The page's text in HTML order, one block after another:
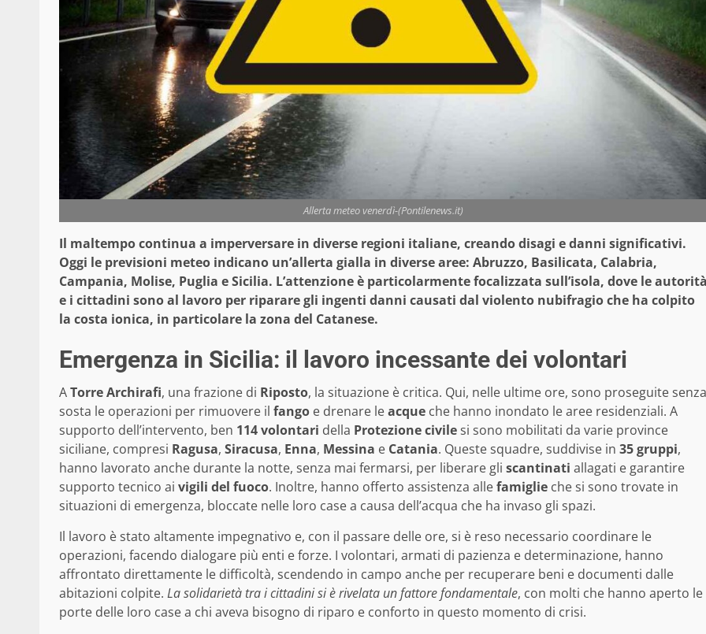
Allerta meteo venerdì-(Pontilenews.it)
Il maltempo continua a imperversare in diverse regioni italiane, creando disagi e danni significativi.
Oggi le previsioni meteo indicano un’allerta gialla in diverse aree: Abruzzo, Basilicata, Calabria,
Campania, Molise, Puglia e Sicilia. L’attenzione è particolarmente focalizzata sull’isola, dove le
e i cittadini sono al lavoro per riparare gli ingenti danni causati dal violento nubifragio che ha colpito
la costa ionica, in particolare la zona del Catanese.
Emergenza in Sicilia: il lavoro incessante dei volontari
ATorre Archirafi, una frazione di Riposto, la situazione è critica. Qui, nelle ultime ore, sono proseguite senza
sosta le operazioni per rimuovere il fango e drenare leacque che hanno inondato le aree residenziali. A
supporto dell’intervento, ben 114 volontari della Protezione civilesi sono mobilitati da varie province
siciliane, compresi Ragusa, Siracusa, Enna, Messina e Catania. Queste squadre, suddivise in 35 gruppi,
hanno lavorato anche durante la notte, senza mai fermarsi, per liberare gli scantinati allagati e garantire
supporto tecnico ai vigili del fuoco. Inoltre, hanno offerto assistenza allefamiglie che si sono trovate in
situazioni di emergenza, bloccate nelle loro case a causa dell’acqua che ha invaso gli spazi.
Il lavoro è stato altamente impegnativo e, con il passare delle ore, si è reso necessario coordinare le
operazioni, facendo dialogare più enti e forze. I volontari, armati di pazienza e determinazione, hanno
affrontato direttamente le difficoltà, scendendo in campo anche per recuperare beni e documenti dalle
abitazioni colpite. La solidarietà tra i cittadini si è rivelata un fattore fondamentale, con molti che hanno aperto le
porte delle loro case a chi aveva bisogno di riparo e conforto in questo momento di crisi.